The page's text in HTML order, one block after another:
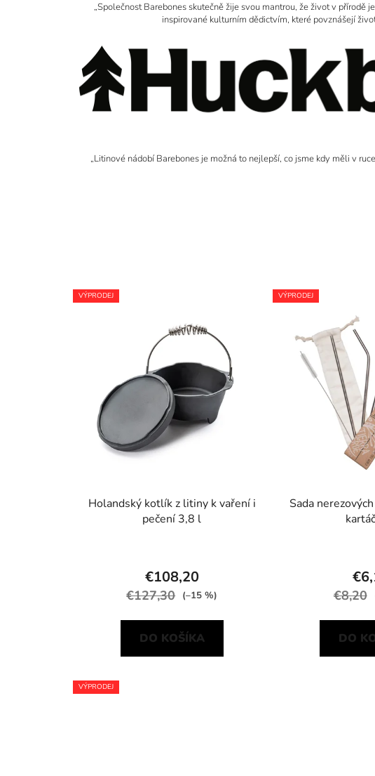
„Společnost Barebones skutečně žije svou mantrou, že život v přírodě
inspirované kulturním dědictvím, které povznášejí
„Litinové nádobí Barebones je možná to nejlepší, co jsme kdy měli v
VÝPRODEJ
Holandský kotlík z litiny k vaření i
pečení 3,8 l
€108,20
€127,30 (–15 %)
DO KOŠÍKA
VÝPRODEJ
Sada
€8,20
DO
VÝPRODEJ